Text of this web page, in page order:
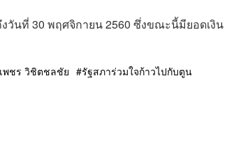
วันที่ 30 พฤศจิกายน 2560 ซึ่งขณะนี้มียอดเงิน
พชร วิชิตชลชัย รัฐสภาร่วมใจก้าวไปกับตูน